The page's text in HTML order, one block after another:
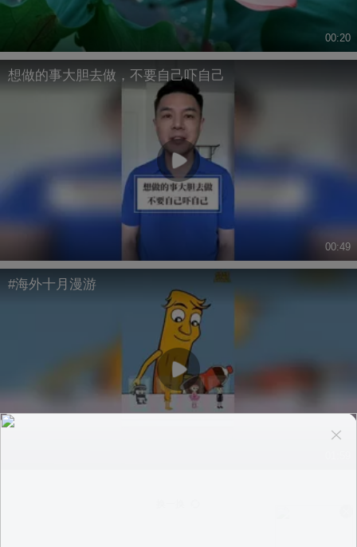
00:20
想做的事大胆去做，不要自己吓自己
00:49
#海外十月漫游